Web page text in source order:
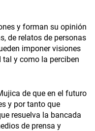
y forman su opinión
de relatos de personas
imponer visiones
y como la perciben
de que en el futuro
y por tanto que
resuelva la bancada
de prensa y